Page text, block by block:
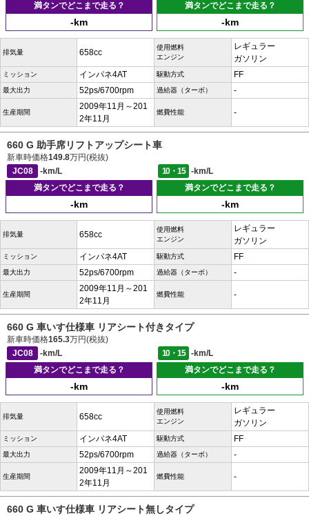
満タンでどこまで走る？
-km
満タンでどこまで走る？
-km
排気量 658cc
使用燃料
エンジン
レギュラー
ガソリン
ミッション インパネ4AT 駆動方式 FF
最大出力 52ps/6700rpm 過給器（ターボ） -
生産期間
2009年11月～201
2年11月
燃費性能 -
660 G 助手席リフトアップシート車
新車時価格149.8万円(税抜)
JC08
-km/L 10・15
-km/L
満タンでどこまで走る？
-km
満タンでどこまで走る？
-km
排気量 658cc
使用燃料
エンジン
レギュラー
ガソリン
ミッション インパネ4AT 駆動方式 FF
最大出力 52ps/6700rpm 過給器（ターボ） -
生産期間
2009年11月～201
2年11月
燃費性能 -
660 G 車いす仕様車 リアシート付きタイプ
新車時価格165.3万円(税抜)
JC08
-km/L 10・15
-km/L
満タンでどこまで走る？
-km
満タンでどこまで走る？
-km
排気量 658cc
使用燃料
エンジン
レギュラー
ガソリン
ミッション インパネ4AT 駆動方式 FF
最大出力 52ps/6700rpm 過給器（ターボ） -
生産期間
2009年11月～201
2年11月
燃費性能 -
660 G 車いす仕様車 リアシート無しタイプ